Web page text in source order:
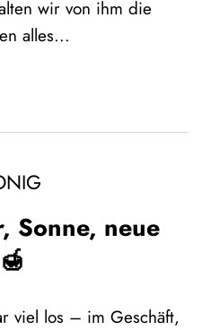
wir von ihm die
alles...
Sonne, neue
viel los – im Geschäft,